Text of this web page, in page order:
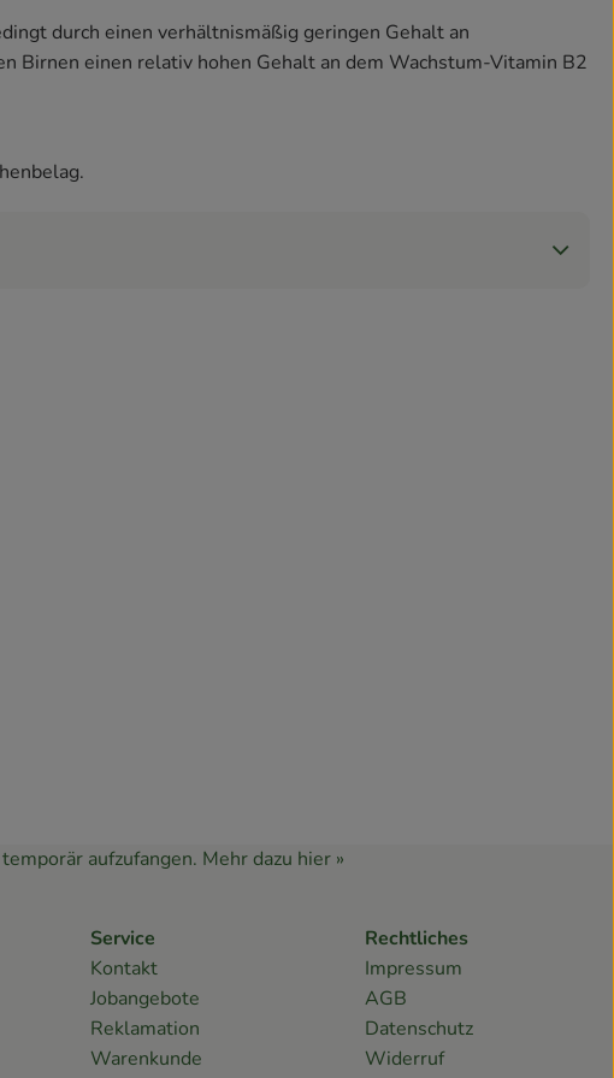
durch einen verhältnismäßig geringen Gehalt an
Birnen einen relativ hohen Gehalt an dem Wachstum-Vitamin B2
aufzufangen. Mehr dazu hier »
Service
Kontakt
Jobangebote
Reklamation
Warenkunde
Rechtliches
Impressum
AGB
Datenschutz
Widerruf